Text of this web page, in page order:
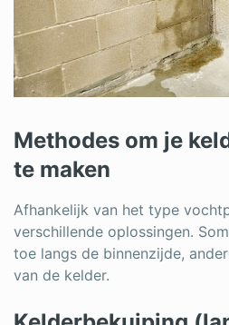
Methodes om je
te maken
Afhankelijk van het type
verschillende oplossingen.
toe langs de binnenzijde,
van de kelder.